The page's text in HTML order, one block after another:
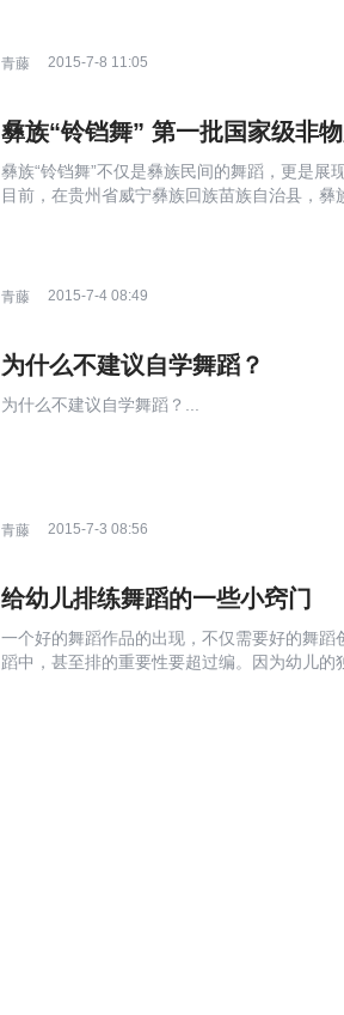
青藤 2015-7-8 11:05
彝族“铃铛舞” 第一批国家级非
彝族“铃铛舞”不仅是彝族民间的舞蹈，更是展
目前，在贵州省威宁彝族回族苗族自治县，彝
青藤 2015-7-4 08:49
为什么不建议自学舞蹈？
为什么不建议自学舞蹈？...
青藤 2015-7-3 08:56
给幼儿排练舞蹈的一些小窍门
一个好的舞蹈作品的出现，不仅需要好的舞
蹈中，甚至排的重要性要超过编。因为幼儿